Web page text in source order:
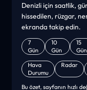
Denizli için saatlik,
hissedilen, rüzgar,
ekranda takip edin.
7
Gün
10
Gün
15
Gün
Hava
Durumu
Radar
Bu özet, sayfanın hızlı